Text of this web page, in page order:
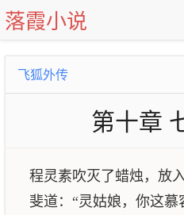
落霞小说
飞狐外传
第十章
程灵素吹灭了蜡烛，放
斐道：“灵姑娘，你这慕